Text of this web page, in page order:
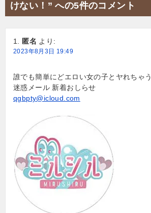
シ
ン
けない！” への5件のコメント
匿名 より:
2023年8月3日 19:49
誰でも簡単にどエロい女の子とヤれちゃう
迷惑メール 新着おしらせ
qgbpty@icloud.com